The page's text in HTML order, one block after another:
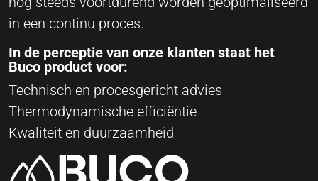
in een continu proces.
In de perceptie van onze klanten staat het
Buco product voor:
Technisch en procesgericht advies
Thermodynamische efficiëntie
Kwaliteit en duurzaamheid